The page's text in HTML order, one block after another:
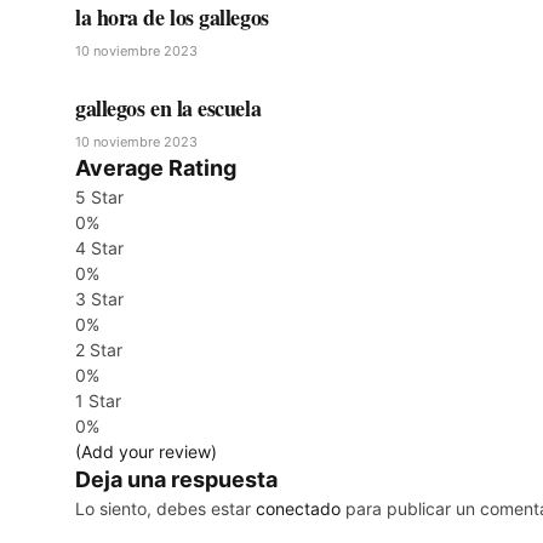
la hora de los gallegos
10 noviembre 2023
gallegos en la escuela
10 noviembre 2023
Average Rating
5 Star
0%
4 Star
0%
3 Star
0%
2 Star
0%
1 Star
0%
(Add your review)
Deja una respuesta
Lo siento, debes estar conectado para publicar un